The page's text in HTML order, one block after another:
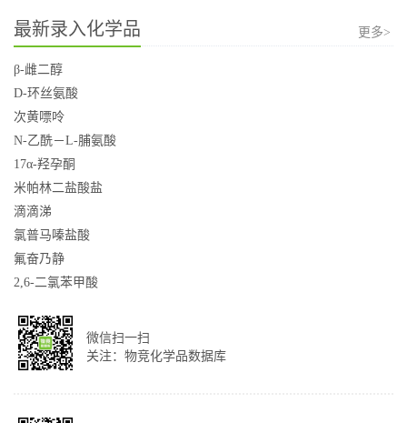
最新录入化学品 更多>
β-雌二醇
D-环丝氨酸
次黄嘌呤
N-乙酰－L-脯氨酸
17α-羟孕酮
米帕林二盐酸盐
滴滴涕
氯普马嗪盐酸
氟奋乃静
2,6-二氯苯甲酸
微信扫一扫
关注：物竞化学品数据库